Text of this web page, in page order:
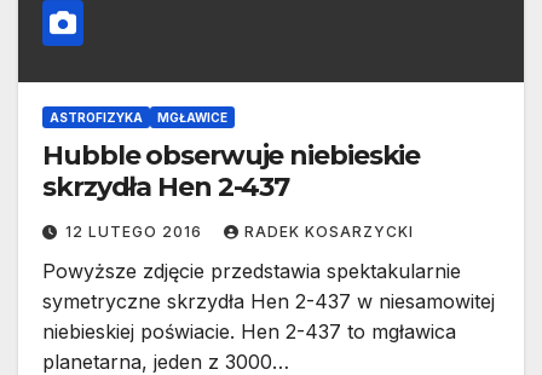
ASTROFIZYKA MGŁAWICE
Hubble obserwuje niebieskie
skrzydła Hen 2-437
12 LUTEGO 2016 RADEK KOSARZYCKI
Powyższe zdjęcie przedstawia spektakularnie
symetryczne skrzydła Hen 2-437 w niesamowitej
niebieskiej poświacie. Hen 2-437 to mgławica
planetarna, jeden z 3000…